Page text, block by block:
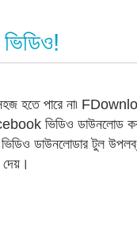
হতে পারে না৷
ভিডিও ডাউনলোড
ডাউনলোডার টুল